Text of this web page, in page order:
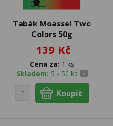
Tabák Moassel Two
Colors 50g
139 Kč
Cena za: 1 ks
Skladem: 5 - 50 ks